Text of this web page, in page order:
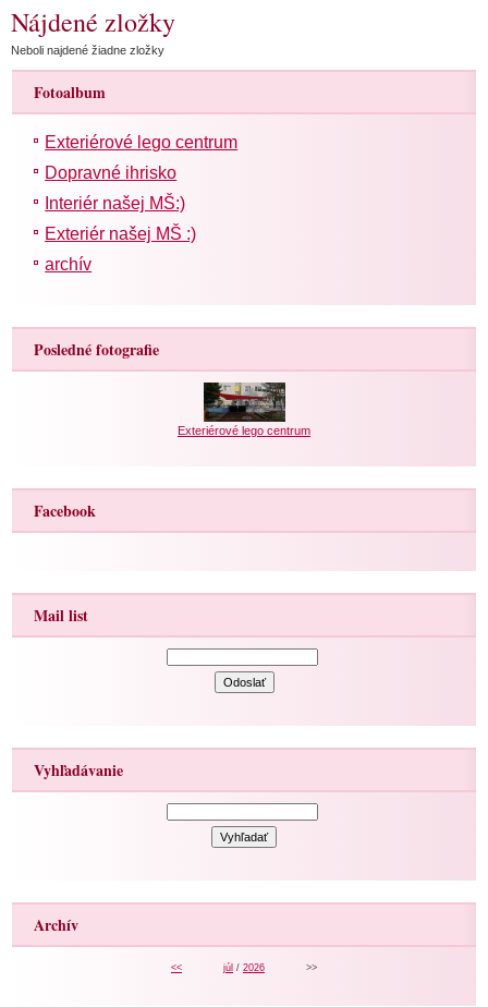
Nájdené zložky
Neboli najdené žiadne zložky
Fotoalbum
Exteriérové lego centrum
Dopravné ihrisko
Interiér našej MŠ:)
Exteriér našej MŠ :)
archív
Posledné fotografie
Exteriérové lego centrum
Facebook
Mail list
Vyhľadávanie
Archív
<< júl / 2026 >>